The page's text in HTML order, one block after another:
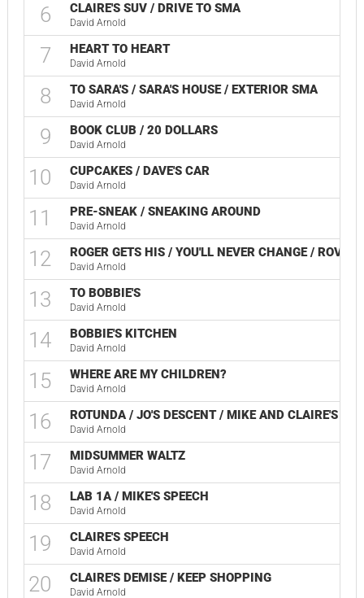
6 CLAIRE'S SUV / DRIVE TO SMA
David Arnold
7 HEART TO HEART
David Arnold
8 TO SARA'S / SARA'S HOUSE / EXTERIOR SMA
David Arnold
9 BOOK CLUB / 20 DOLLARS
David Arnold
10 CUPCAKES / DAVE'S CAR
David Arnold
11 PRE-SNEAK / SNEAKING AROUND
David Arnold
12 ROGER GETS HIS / YOU'LL NEVER CHANGE / ROVER
David Arnold
13 TO BOBBIE'S
David Arnold
14 BOBBIE'S KITCHEN
David Arnold
15 WHERE ARE MY CHILDREN?
David Arnold
16 ROTUNDA / JO'S DESCENT / MIKE AND CLAIRE'S
David Arnold
17 MIDSUMMER WALTZ
David Arnold
18 LAB 1A / MIKE'S SPEECH
David Arnold
19 CLAIRE'S SPEECH
David Arnold
20 CLAIRE'S DEMISE / KEEP SHOPPING
David Arnold